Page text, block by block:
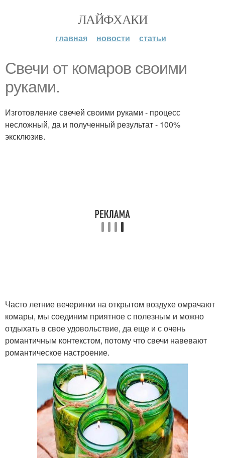
ЛАЙФХАКИ
главная новости статьи
Свечи от комаров своими
руками.
Изготовление свечей своими руками - процесс
несложный, да и полученный результат - 100%
эксклюзив.
Часто летние вечеринки на открытом воздухе омрачают
комары, мы соединим приятное с полезным и можно
отдыхать в свое удовольствие, да еще и с очень
романтичным контекстом, потому что свечи навевают
романтическое настроение.